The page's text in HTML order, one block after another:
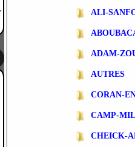
ALI-
ADAM-
AUTRES
CORAN-
CAMP-
CHEICK-